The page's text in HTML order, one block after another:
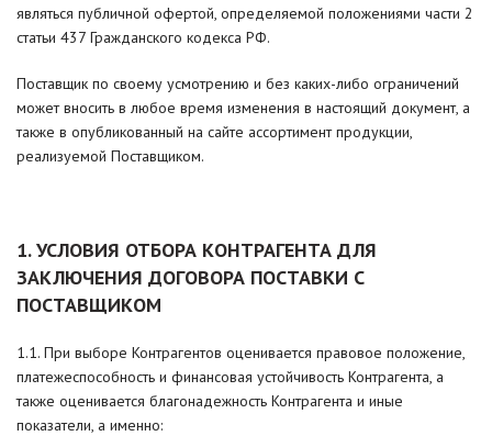
являться публичной офертой, определяемой положениями части 2
статьи 437 Гражданского кодекса РФ.
Поставщик по своему усмотрению и без каких-либо ограничений
может вносить в любое время изменения в настоящий документ, а
также в опубликованный на сайте ассортимент продукции,
реализуемой Поставщиком.
1. УСЛОВИЯ ОТБОРА КОНТРАГЕНТА ДЛЯ
ЗАКЛЮЧЕНИЯ ДОГОВОРА ПОСТАВКИ С
ПОСТАВЩИКОМ
1.1. При выборе Контрагентов оценивается правовое положение,
платежеспособность и финансовая устойчивость Контрагента, а
также оценивается благонадежность Контрагента и иные
показатели, а именно: